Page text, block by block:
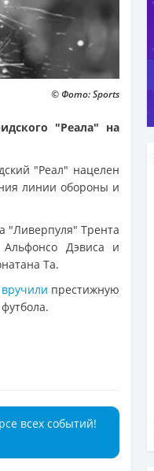
© Фото: Sports
"Реала" на
"Реал" нацелен
линии обороны и
"Ливерпуля" Трента
Альфонсо Дэвиса и
Та.
вручили престижную
всех событий!